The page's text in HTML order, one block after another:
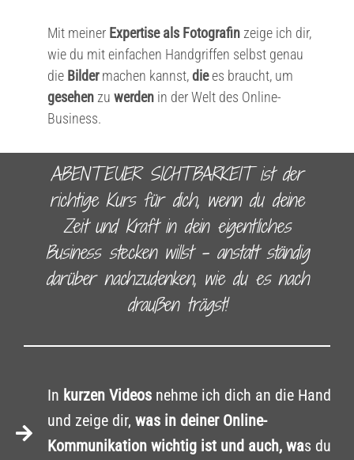
Mit meiner Expertise als Fotografinzeige ich dir,
wie du mit einfachen Handgriffen selbst genau
die Bildermachen kannst,diees braucht, um
gesehenzu werden in der Welt des Online-
Business.
ABENTEUER SICHTBARKEIT ist der
richtige Kurs für dich, wenn du deine
Zeit und Kraft in dein eigentliches
Business stecken willst – anstatt ständig
darüber nachzudenken, wie du es nach
draußen trägst!
In kurzen Videos nehme ich dich an die Hand
und zeige dir, was in deiner Online-
Kommunikation wichtig ist und auch, was du